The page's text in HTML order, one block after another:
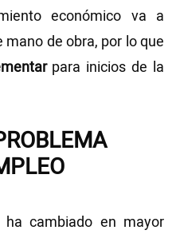
económico va a
de obra, por lo que
para inicios de la
cambiado en mayor